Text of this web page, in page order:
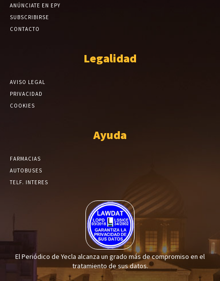
ANÚNCIATE EN EPY
SUBSCRIBIRSE
CONTACTO
Legalidad
AVISO LEGAL
PRIVACIDAD
COOKIES
Ayuda
FARMACIAS
AUTOBUSES
TELF. INTERES
El Periódico de Yecla alcanza un grado más de compromiso en el
tratamiento de sus datos.